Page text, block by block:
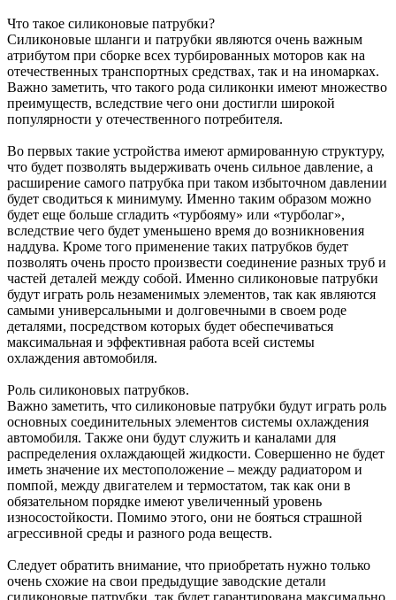
Что такое силиконовые патрубки?
Силиконовые шланги и патрубки являются очень важным
атрибутом при сборке всех турбированных моторов как на
отечественных транспортных средствах, так и на иномарках.
Важно заметить, что такого рода силиконки имеют множество
преимуществ, вследствие чего они достигли широкой
популярности у отечественного потребителя.
Во первых такие устройства имеют армированную структуру,
что будет позволять выдерживать очень сильное давление, а
расширение самого патрубка при таком избыточном давлении
будет сводиться к минимуму. Именно таким образом можно
будет еще больше сгладить «турбояму» или «турболаг»,
вследствие чего будет уменьшено время до возникновения
наддува. Кроме того применение таких патрубков будет
позволять очень просто произвести соединение разных труб и
частей деталей между собой. Именно силиконовые патрубки
будут играть роль незаменимых элементов, так как являются
самыми универсальными и долговечными в своем роде
деталями, посредством которых будет обеспечиваться
максимальная и эффективная работа всей системы
охлаждения автомобиля.
Роль силиконовых патрубков.
Важно заметить, что силиконовые патрубки будут играть роль
основных соединительных элементов системы охлаждения
автомобиля. Также они будут служить и каналами для
распределения охлаждающей жидкости. Совершенно не будет
иметь значение их местоположение – между радиатором и
помпой, между двигателем и термостатом, так как они в
обязательном порядке имеют увеличенный уровень
износостойкости. Помимо этого, они не бояться страшной
агрессивной среды и разного рода веществ.
Следует обратить внимание, что приобретать нужно только
очень схожие на свои предыдущие заводские детали
силиконовые патрубки, так будет гарантирована максимально